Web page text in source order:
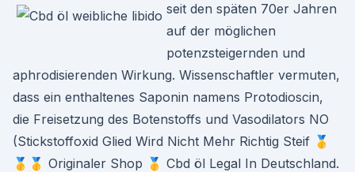
seit den späten 70er Jahren
auf der möglichen
potenzsteigernden und
aphrodisierenden Wirkung. Wissenschaftler vermuten,
dass ein enthaltenes Saponin namens Protodioscin,
die Freisetzung des Botenstoffs und Vasodilators NO
(Stickstoffoxid Glied Wird Nicht Mehr Richtig Steif 🥇
🥇🥇 Originaler Shop 🥇 Cbd öl Legal In Deutschland.